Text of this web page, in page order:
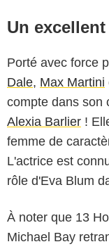
Un
Porté avec force
Dale, Max Martini
compte dans son
Alexia Barlier !
femme de
L'actrice est
rôle d'Eva Blum
À noter que 13
Michael Bay